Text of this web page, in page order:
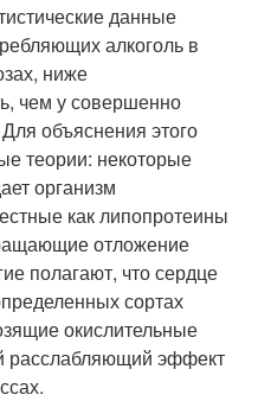
данные
алкоголь в
ниже
чем у совершенно
объяснения этого
теории: некоторые
организм
как липопротеины
отложение
полагают, что сердце
сортах
окислительные
расслабляющий эффект